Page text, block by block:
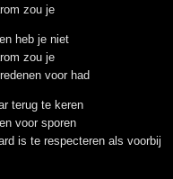
zou je
heb je niet
zou je
voor had
terug te keren
voor sporen
is te respecteren als voorbij